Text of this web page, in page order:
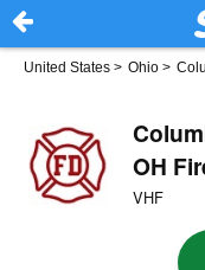
United States > Ohio >
OH
VHF